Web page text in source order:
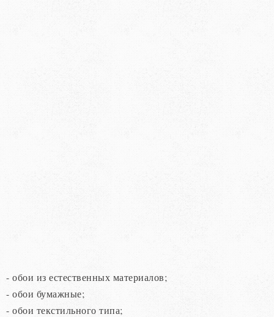
- обои из естественных материалов;
- обои бумажные;
- обои текстильного типа;